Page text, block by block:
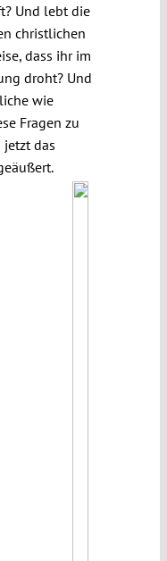
Und lebt die
christlichen
dass ihr im
droht? Und
wie
Fragen zu
jetzt das